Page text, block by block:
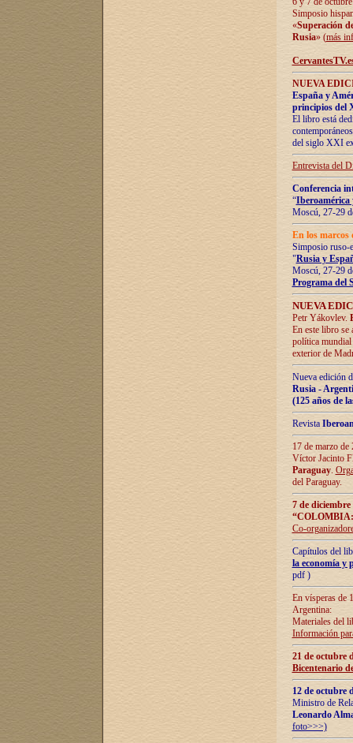
Simposio
«Superación
Rusia» (más
NUEVA
España y
principios del
El libro está
del siglo XXI
Entrevista del
Conferencia
“Iberoamérica
Moscú, 27-29
En los marcos
Simposio ruso-
"Rusia y
Moscú, 27-29
Programa del
NUEVA
Petr Yákovlev.
En este libro se
política mundial
exterior de
Nueva edición
Rusia -
(125 años de
Revista
17 de marzo
Víctor Jacinto
Paraguay.
del Paraguay.
7 de
Co-
Capítulos del
la economía y
pdf )
En vísperas de
Argentina:
Materiales del
Información
21 de octubre
Bicentenario
12 de octubre
Ministro de
Leonardo
foto>>>)